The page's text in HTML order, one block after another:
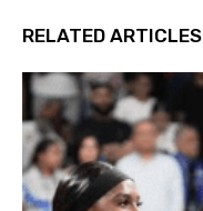
RELATED ARTICLES